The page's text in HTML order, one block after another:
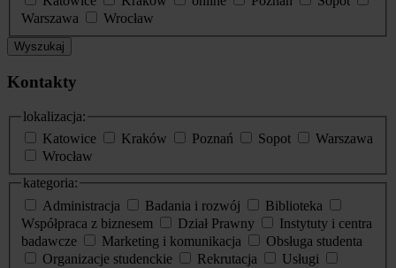
Warszawa
Wrocław
Wyszukaj
Kontakty
lokalizacja:
Katowice
Kraków Poznań Sopot
Warszawa
Wrocław
kategoria:
Administracja
Badania i rozwój
Biblioteka
Współpraca z biznesem
Dział Prawny
Instytuty i centra
badawcze
Marketing i komunikacja
Obsługa studenta
Organizacje studenckie
Rekrutacja
Usługi